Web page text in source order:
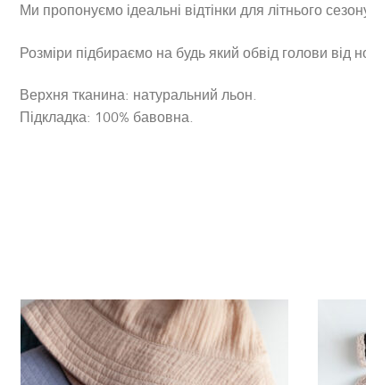
Ми пропонуємо ідеальні відтінки для літнього
Розміри підбираємо на будь який обвід голови від
Верхня тканина: натуральний льон.
Підкладка: 100% бавовна.